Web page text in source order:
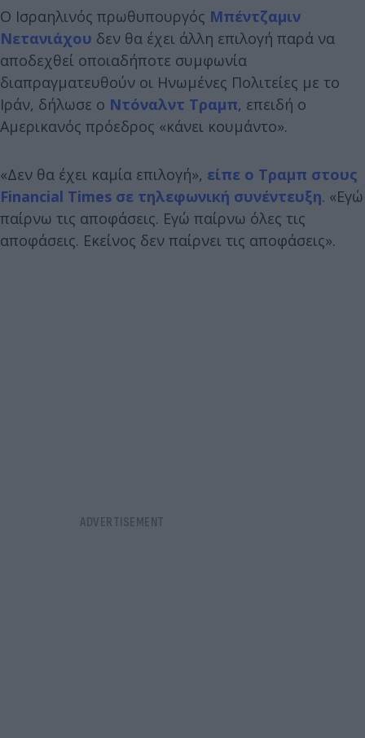
Ο Ισραηλινός πρωθυπουργός Μπέντζαμιν
Νετανιάχου δεν θα έχει άλλη επιλογή παρά να
αποδεχθεί οποιαδήποτε συμφωνία
διαπραγματευθούν οι Ηνωμένες Πολιτείες με το
Ιράν, δήλωσε ο Ντόναλντ Τραμπ, επειδή ο
Αμερικανός πρόεδρος «κάνει κουμάντο».
«Δεν θα έχει καμία επιλογή», είπε ο Τραμπ στους
Financial Times σε τηλεφωνική συνέντευξη. «Εγώ
παίρνω τις αποφάσεις. Εγώ παίρνω όλες τις
αποφάσεις. Εκείνος δεν παίρνει τις αποφάσεις».